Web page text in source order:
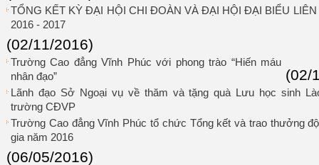
TỔNG KẾT KỲ ĐẠI HỘI CHI ĐOÀN VÀ ĐẠI HỘI ĐẠI BIỂU
2016 - 2017
(02/11/2016)
Trường Cao đẳng Vĩnh Phúc với phong trào “Hiến máu
nhân đạo”
(02/
Lãnh đạo Sở Ngoại vụ về thăm và tặng quà Lưu học sinh
trường CĐVP
Trường Cao đẳng Vĩnh Phúc tổ chức Tổng kết và trao thưởng
gia năm 2016
(06/05/2016)